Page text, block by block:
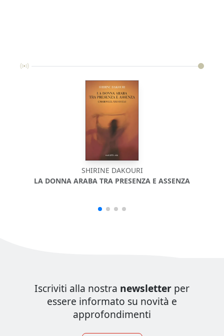
SHIRINE DAKOURI
LA DONNA ARABA TRA PRESENZA E ASSENZA
Iscriviti alla nostra newsletter per
essere informato su novità e
approfondimenti